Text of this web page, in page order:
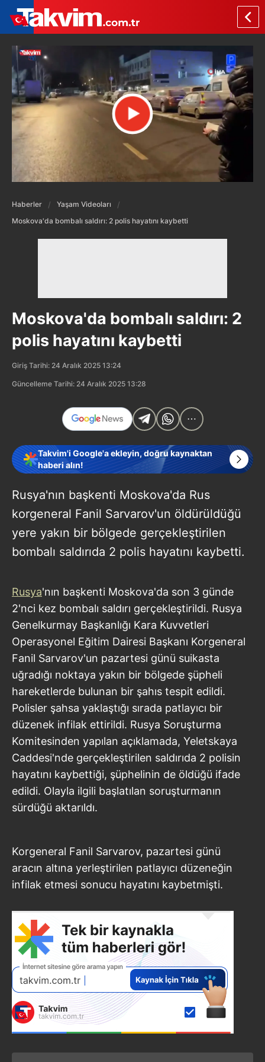
Haberler
Yaşam Videoları
Moskova'da bombalı saldırı: 2 polis hayatını kaybetti
Moskova'da bombalı saldırı: 2
polis hayatını kaybetti
Giriş Tarihi: 24 Aralık 2025 13:24
Güncelleme Tarihi: 24 Aralık 2025 13:28
Takvim'i Google'a ekleyin, doğru kaynaktan
haberi alın!
Rusya'nın başkenti Moskova'da Rus
korgeneral Fanil Sarvarov'un öldürüldüğü
yere yakın bir bölgede gerçekleştirilen
bombalı saldırıda 2 polis hayatını kaybetti.
Rusya'nın başkenti Moskova'da son 3 günde
2'nci kez bombalı saldırı gerçekleştirildi. Rusya
Genelkurmay Başkanlığı Kara Kuvvetleri
Operasyonel Eğitim Dairesi Başkanı Korgeneral
Fanil Sarvarov'un pazartesi günü suikasta
uğradığı noktaya yakın bir bölgede şüpheli
hareketlerde bulunan bir şahıs tespit edildi.
Polisler şahsa yaklaştığı sırada patlayıcı bir
düzenek infilak ettirildi. Rusya Soruşturma
Komitesinden yapılan açıklamada, Yeletskaya
Caddesi'nde gerçekleştirilen saldırıda 2 polisin
hayatını kaybettiği, şüphelinin de öldüğü ifade
edildi. Olayla ilgili başlatılan soruşturmanın
sürdüğü aktarıldı.
Korgeneral Fanil Sarvarov, pazartesi günü
aracın altına yerleştirilen patlayıcı düzeneğin
infilak etmesi sonucu hayatını kaybetmişti.